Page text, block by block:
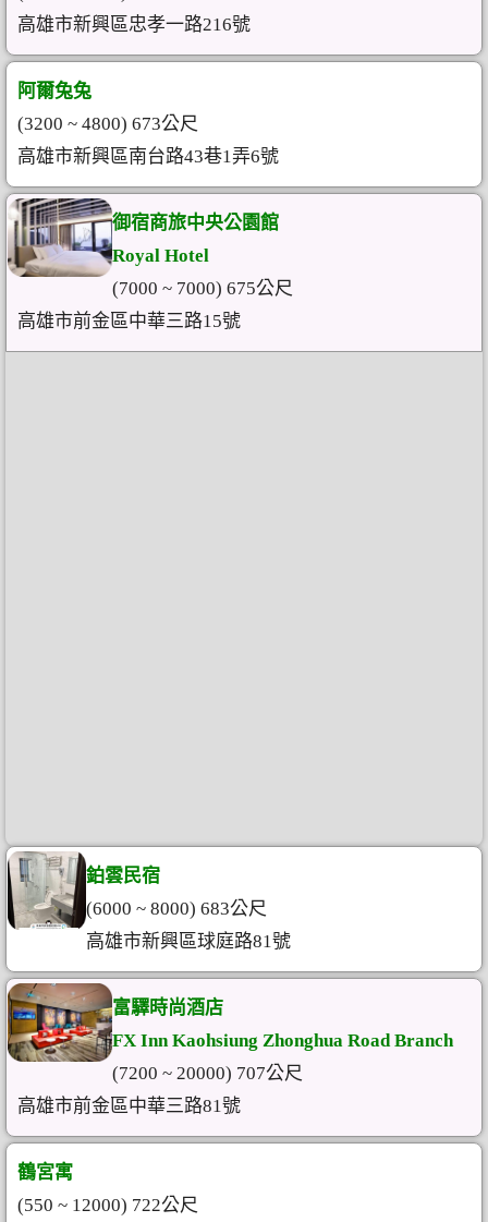
高雄市新興區忠孝一路216號
阿爾兔兔
(3200 ~ 4800) 673公尺
高雄市新興區南台路43巷1弄6號
御宿商旅中央公園館
Royal Hotel
(7000 ~ 7000) 675公尺
高雄市前金區中華三路15號
鉑雲民宿
(6000 ~ 8000) 683公尺
高雄市新興區球庭路81號
富驛時尚酒店
FX Inn Kaohsiung Zhonghua Road Branch
(7200 ~ 20000) 707公尺
高雄市前金區中華三路81號
鶴宮寓
(550 ~ 12000) 722公尺